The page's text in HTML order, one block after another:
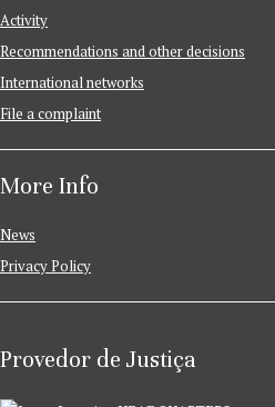
Activity
Recommendations and other decisions
International networks
File a complaint
More Info
News
Privacy Policy
Provedor de Justiça